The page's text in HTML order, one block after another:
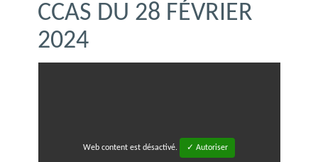
CCAS DU 28 FÉVRIER
2024
Web content est désactivé. ✓ Autoriser